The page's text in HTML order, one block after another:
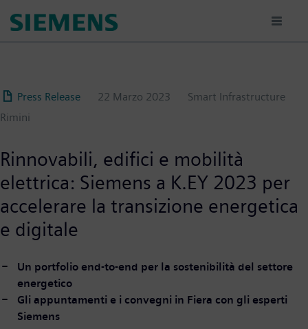
Press Release 22 Marzo 2023
Smart Infrastructure
Rimini
Rinnovabili, edifici e mobilità
elettrica: Siemens a K.EY 2023 per
accelerare la transizione energetica
e digitale
Un portfolio end-to-end per la sostenibilità del settore
energetico
Gli appuntamenti e i convegni in Fiera con gli esperti
Siemens